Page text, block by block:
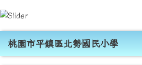
跳至主內容區
桃園市平鎮區北勢國民
導覽列
桃園市平鎮區北勢國民小學